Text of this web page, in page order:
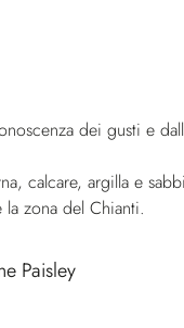
dei gusti e
calcare, argilla e
zona del Chianti.
Paisley